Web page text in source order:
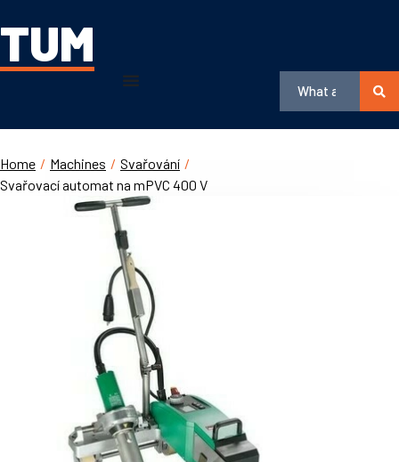
TUM
Home / Machines / Svařování /
Svařovací automat na mPVC 400 V